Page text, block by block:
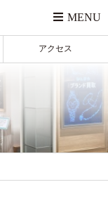
アクセス